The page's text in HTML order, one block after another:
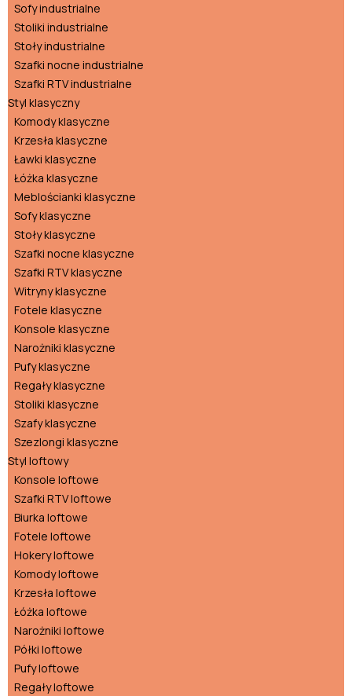
Sofy industrialne
Stoliki industrialne
Stoły industrialne
Szafki nocne industrialne
Szafki RTV industrialne
Styl klasyczny
Komody klasyczne
Krzesła klasyczne
Ławki klasyczne
Łóżka klasyczne
Meblościanki klasyczne
Sofy klasyczne
Stoły klasyczne
Szafki nocne klasyczne
Szafki RTV klasyczne
Witryny klasyczne
Fotele klasyczne
Konsole klasyczne
Narożniki klasyczne
Pufy klasyczne
Regały klasyczne
Stoliki klasyczne
Szafy klasyczne
Szezlongi klasyczne
Styl loftowy
Konsole loftowe
Szafki RTV loftowe
Biurka loftowe
Fotele loftowe
Hokery loftowe
Komody loftowe
Krzesła loftowe
Łóżka loftowe
Narożniki loftowe
Półki loftowe
Pufy loftowe
Regały loftowe